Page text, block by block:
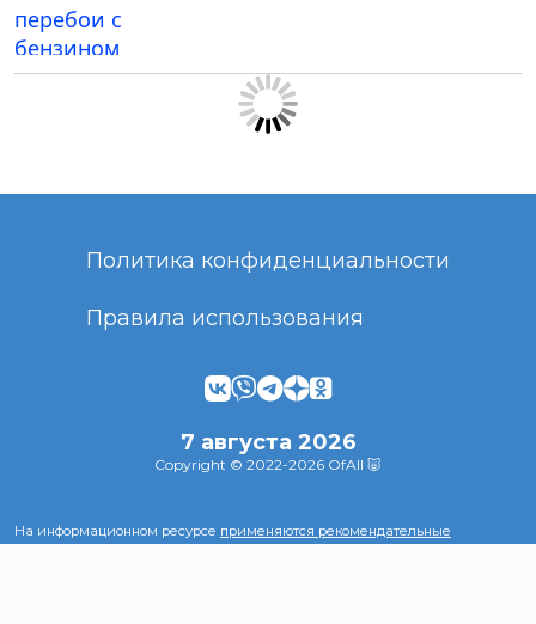
Политика конфиденциальности
Правила использования
7 августа 2026
Copyright © 2022-2026 OfAll 🐷
На информационном ресурсе применяются рекомендательные